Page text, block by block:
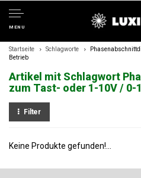
MENU
Startseite Schlagworte
Betrieb
Artikel mit Schlagwort
zum Tast- oder 1-10V / 0-
Filter
Keine Produkte gefunden!...